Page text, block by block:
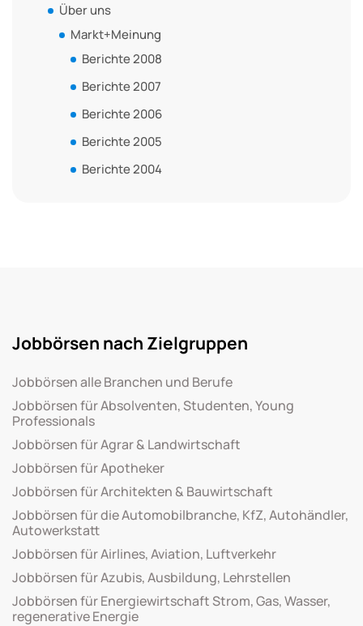
Über uns
Markt+Meinung
Berichte 2008
Berichte 2007
Berichte 2006
Berichte 2005
Berichte 2004
Jobbörsen nach Zielgruppen
Jobbörsen alle Branchen und Berufe
Jobbörsen für Absolventen, Studenten, Young
Professionals
Jobbörsen für Agrar & Landwirtschaft
Jobbörsen für Apotheker
Jobbörsen für Architekten & Bauwirtschaft
Jobbörsen für die Automobilbranche, KfZ, Autohändler,
Autowerkstatt
Jobbörsen für Airlines, Aviation, Luftverkehr
Jobbörsen für Azubis, Ausbildung, Lehrstellen
Jobbörsen für Energiewirtschaft Strom, Gas, Wasser,
regenerative Energie